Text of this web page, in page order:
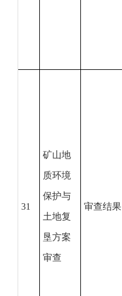
31
矿山地
质环境
保护与
土地复
垦方案
审查
审查结果